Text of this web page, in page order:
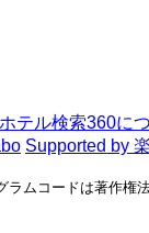
ホテル検索360に
Supported by
ラムコードは著作